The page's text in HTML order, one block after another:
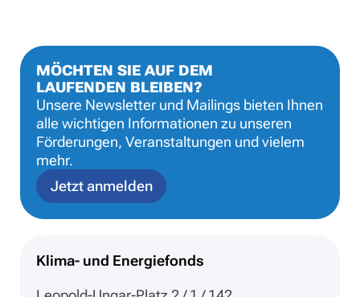
MÖCHTEN SIE AUF DEM
LAUFENDEN BLEIBEN?
Unsere Newsletter und Mailings bieten Ihnen
alle wichtigen Informationen zu unseren
Förderungen, Veranstaltungen und vielem
mehr.
Jetzt anmelden
Klima- und Energiefonds